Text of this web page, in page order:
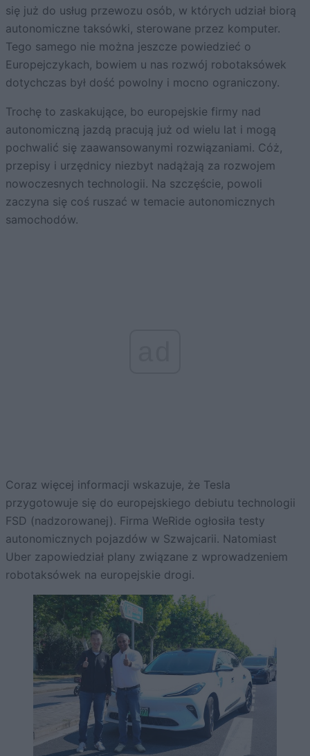
się już do usług przewozu osób, w których udział biorą
autonomiczne taksówki, sterowane przez komputer.
Tego samego nie można jeszcze powiedzieć o
Europejczykach, bowiem u nas rozwój robotaksówek
dotychczas był dość powolny i mocno ograniczony.
Trochę to zaskakujące, bo europejskie firmy nad
autonomiczną jazdą pracują już od wielu lat i mogą
pochwalić się zaawansowanymi rozwiązaniami. Cóż,
przepisy i urzędnicy niezbyt nadążają za rozwojem
nowoczesnych technologii. Na szczęście, powoli
zaczyna się coś ruszać w temacie autonomicznych
samochodów.
Coraz więcej informacji wskazuje, że Tesla
przygotowuje się do europejskiego debiutu technologii
FSD (nadzorowanej). Firma WeRide ogłosiła testy
autonomicznych pojazdów w Szwajcarii. Natomiast
Uber zapowiedział plany związane z wprowadzeniem
robotaksówek na europejskie drogi.